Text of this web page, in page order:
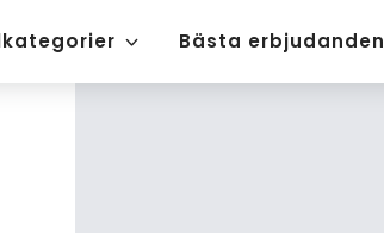
Bästa erbjudanden